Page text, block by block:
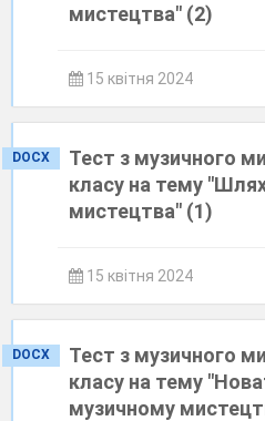
мистецтва" (2)
15 квітня 2024
DOCX
Тест з музичного
класу на тему
мистецтва" (1)
15 квітня 2024
DOCX
Тест з музичного
класу на тему
музичному